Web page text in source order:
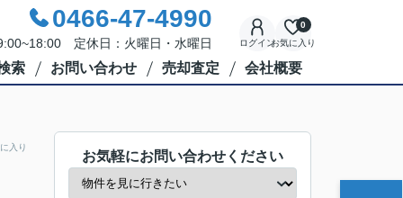
0466-47-4990
定休日：火曜日・水曜日 ログインお気に入り
0
索 お問い合わせ 売却査定 会社概要
入り
お気軽にお問い合わせください